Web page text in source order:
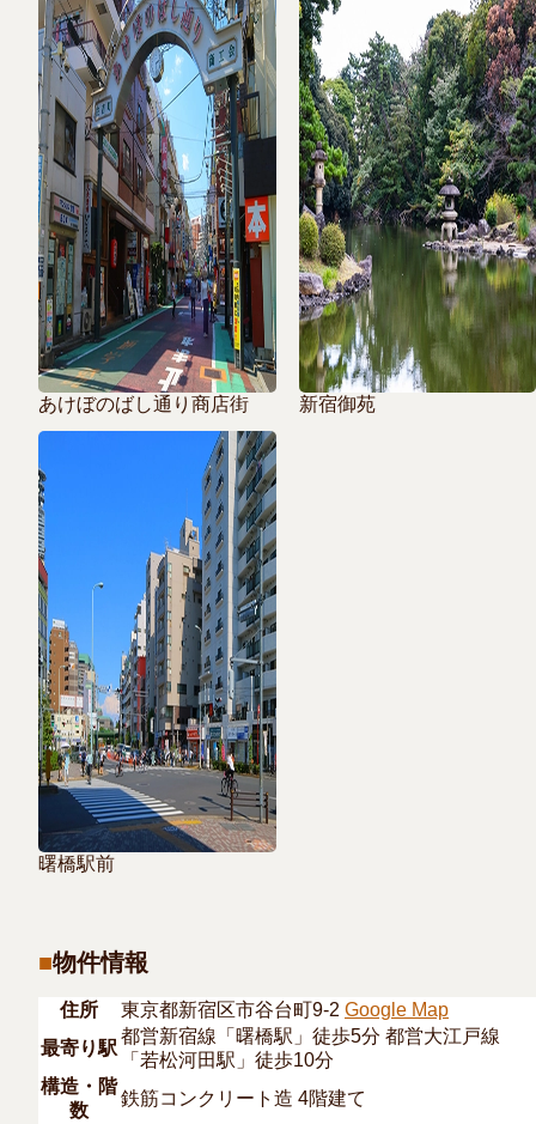
あけぼのばし通り商店街 新宿御苑
曙橋駅前
物件情報
住所 東京都新宿区市谷台町9-2 Google Map
最寄り駅
都営新宿線「曙橋駅」徒歩5分 都営大江戸線
「若松河田駅」徒歩10分
構造・階
数
鉄筋コンクリート造 4階建て